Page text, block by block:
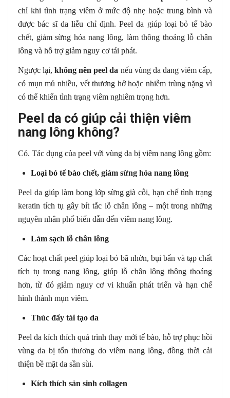
chỉ khi tình trạng viêm ở mức độ nhẹ hoặc trung bình và
được bác sĩ da liễu chỉ định. Peel da giúp loại bỏ tế bào
chết, giảm sừng hóa nang lông, làm thông thoáng lỗ chân
lông và hỗ trợ giảm nguy cơ tái phát.
Ngược lại,không nên peel da nếu vùng da đang viêm cấp,
có mụn mủ nhiều, vết thương hở hoặc nhiễm trùng nặng vì
có thể khiến tình trạng viêm nghiêm trọng hơn.
Peel da có giúp cải thiện viêm
nang lông không?
Có. Tác dụng của peel với vùng da bị viêm nang lông gồm:
Loại bỏ tế bào chết, giảm sừng hóa nang lông
Peel da giúp làm bong lớp sừng già cỗi, hạn chế tình trạng
keratin tích tụ gây bít tắc lỗ chân lông – một trong những
nguyên nhân phổ biến dẫn đến viêm nang lông.
Làm sạch lỗ chân lông
Các hoạt chất peel giúp loại bỏ bã nhờn, bụi bẩn và tạp chất
tích tụ trong nang lông, giúp lỗ chân lông thông thoáng
hơn, từ đó giảm nguy cơ vi khuẩn phát triển và hạn chế
hình thành mụn viêm.
Thúc đẩy tái tạo da
Peel da kích thích quá trình thay mới tế bào, hỗ trợ phục hồi
vùng da bị tổn thương do viêm nang lông, đồng thời cải
thiện bề mặt da sần sùi.
Kích thích sản sinh collagen